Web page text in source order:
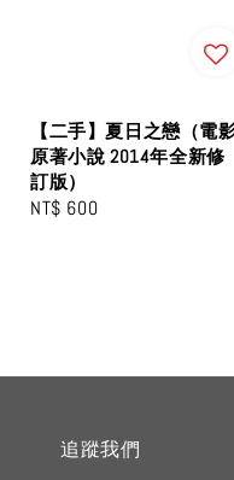
【二手】夏日之戀（電
原著小說 2014年全新修
訂版）
Regular
NT$ 600
追蹤我們